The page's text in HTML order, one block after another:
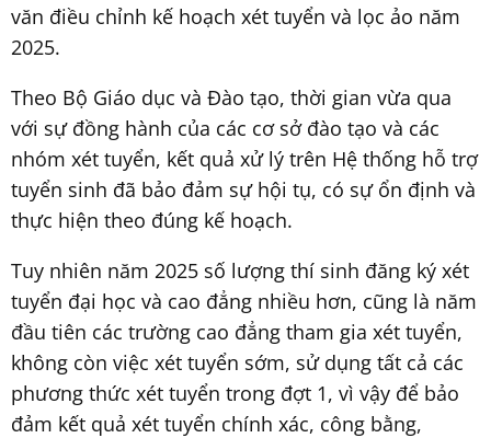
văn điều chỉnh kế hoạch xét tuyển và lọc ảo năm
2025.
Theo Bộ Giáo dục và Đào tạo, thời gian vừa qua
với sự đồng hành của các cơ sở đào tạo và các
nhóm xét tuyển, kết quả xử lý trên Hệ thống hỗ trợ
tuyển sinh đã bảo đảm sự hội tụ, có sự ổn định và
thực hiện theo đúng kế hoạch.
Tuy nhiên năm 2025 số lượng thí sinh đăng ký xét
tuyển đại học và cao đẳng nhiều hơn, cũng là năm
đầu tiên các trường cao đẳng tham gia xét tuyển,
không còn việc xét tuyển sớm, sử dụng tất cả các
phương thức xét tuyển trong đợt 1, vì vậy để bảo
đảm kết quả xét tuyển chính xác, công bằng,